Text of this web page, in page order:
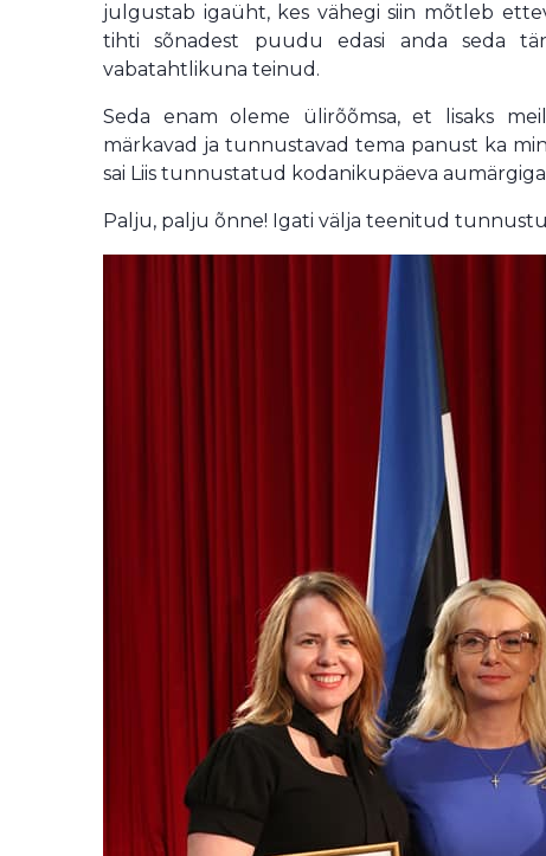
julgustab igaüht, kes vähegi siin mõtleb
tihti sõnadest puudu edasi anda seda
vabatahtlikuna teinud.
Seda enam oleme ülirõõmsa, et lisaks
märkavad ja tunnustavad tema panust ka
sai Liis tunnustatud kodanikupäeva
Palju, palju õnne! Igati välja teenitud